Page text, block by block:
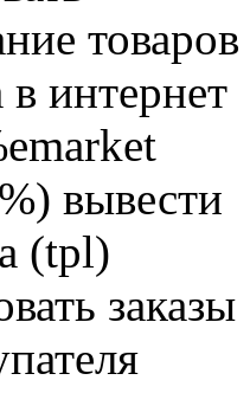
товаров
в интернет
вывести
(tpl)
заказы